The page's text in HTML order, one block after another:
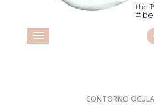
the 1
CONTORNO